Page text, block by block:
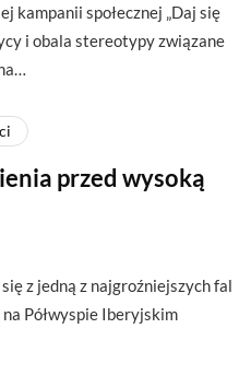
kampanii społecznej „Daj się
i obala stereotypy związane
przed wysoką
z jedną z najgroźniejszych fal
Półwyspie Iberyjskim